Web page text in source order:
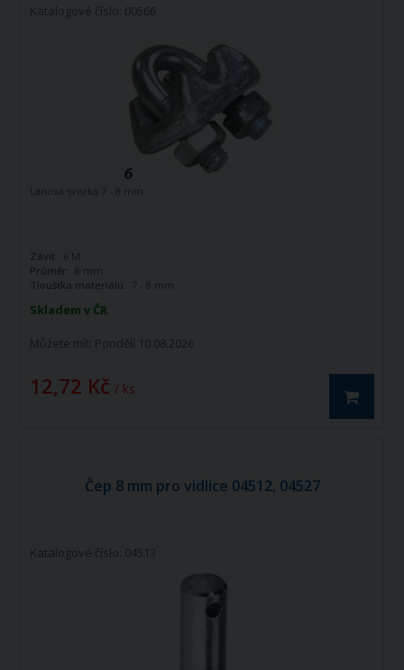
Katalogové číslo: 00566
Skladem v ČR
Můžete mít: Pondělí 10.08.2026
12,72 Kč / ks
Lanová svorka 7 - 8 mm
Závit: 6 M
Průměr:
8 mm
Tloušťka materiálu:
7 - 8 mm
Čep 8 mm pro vidlice 04512, 04527
Katalogové číslo: 04513